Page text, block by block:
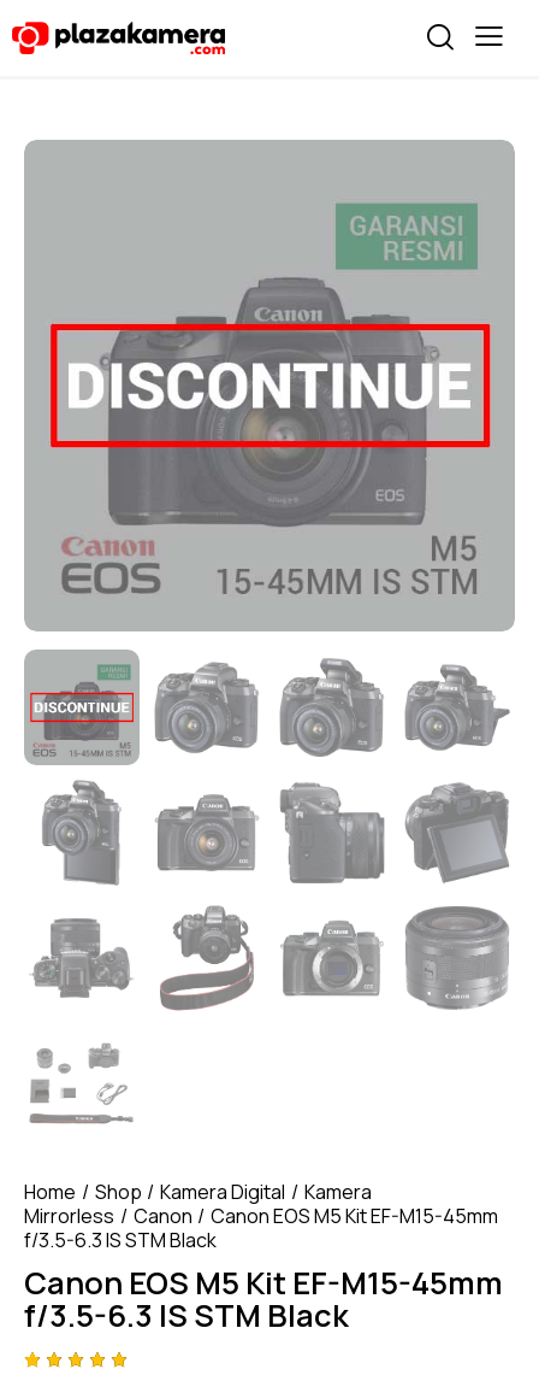
Home Shop Kamera Digital
Kamera
Mirrorless
Canon
Canon EOS M5 Kit EF-M15-45mm
f/3.5-6.3 IS STM Black
Canon EOS M5 Kit EF-M15-45mm
f/3.5-6.3 IS STM Black